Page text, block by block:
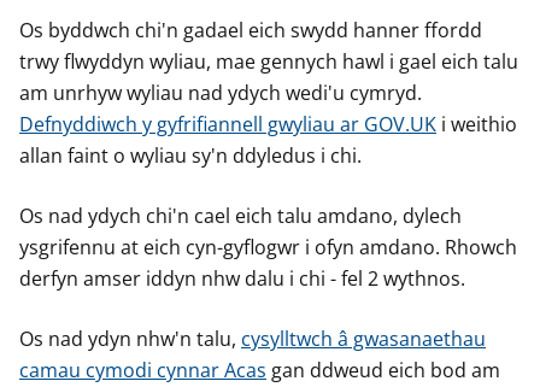
Os byddwch chi'n gadael eich swydd hanner ffordd
trwy flwyddyn wyliau, mae gennych hawl i gael eich talu
am unrhyw wyliau nad ydych wedi'u cymryd.
Defnyddiwch y gyfrifiannell gwyliau ar GOV.UK i weithio
allan faint o wyliau sy'n ddyledus i chi.
Os nad ydych chi'n cael eich talu amdano, dylech
ysgrifennu at eich cyn-gyflogwr i ofyn amdano. Rhowch
derfyn amser iddyn nhw dalu i chi - fel 2 wythnos.
Os nad ydyn nhw'n talu, cysylltwch â gwasanaethau
camau cymodi cynnar Acas gan ddweud eich bod am